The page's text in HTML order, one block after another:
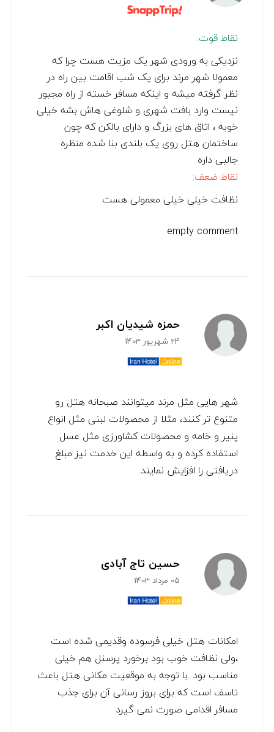
نقاط قوت:
نزدیکی به ورودی شهر یک مزیت هست چرا که
معمولا شهر مرند برای یک شب اقامت بین راه در
نظر گرفته میشه و اینکه مسافر خسته از راه مجبور
نیست وارد بافت شهری و شلوغی هاش بشه خیلی
خوبه ، اتاق های بزرگ و دارای بالکن که چون
ساختمان هتل روی یک بلندی بنا شده منظره
جالبی داره
نقاط ضعف:
نظافت خیلی خیلی معمولی هست
empty comment
حمزه شیدیان اکبر
24 شهریور 1403
شهر هایی مثل مرند میتوانند صبحانه هتل رو
متنوع تر کنند، مثلا از محصولات لبنی مثل انواع
پنیر و خامه و محصولات کشاورزی مثل عسل
استفاده کرده و به واسطه این خدمت نیز مبلغ
دریافتی را افزایش نمایند.
حسین تاج آبادی
05 مرداد 1403
امکانات هتل خیلی فرسوده وقدیمی شده است
،ولی نظافت خوب بود برخورد پرسنل هم خیلی
مناسب بود .با توجه به موقعیت مکانی هتل باعث
تاسف است که برای بروز رسانی آن برای جذب
مسافر اقدامی صورت نمی گیرد